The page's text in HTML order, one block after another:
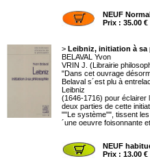
NEUF
Prix : 35.00 €
> Leibniz, initiation à sa
BELAVAL Yvon
VRIN J. (Librairie
"Dans cet ouvrage
Belaval s´est plu à
Leibniz
(1646-1716) pour éclairer
deux parties de cette
""Le système"", tissent
´une oeuvre foisonnante et
NEUF
Prix : 13.00 €